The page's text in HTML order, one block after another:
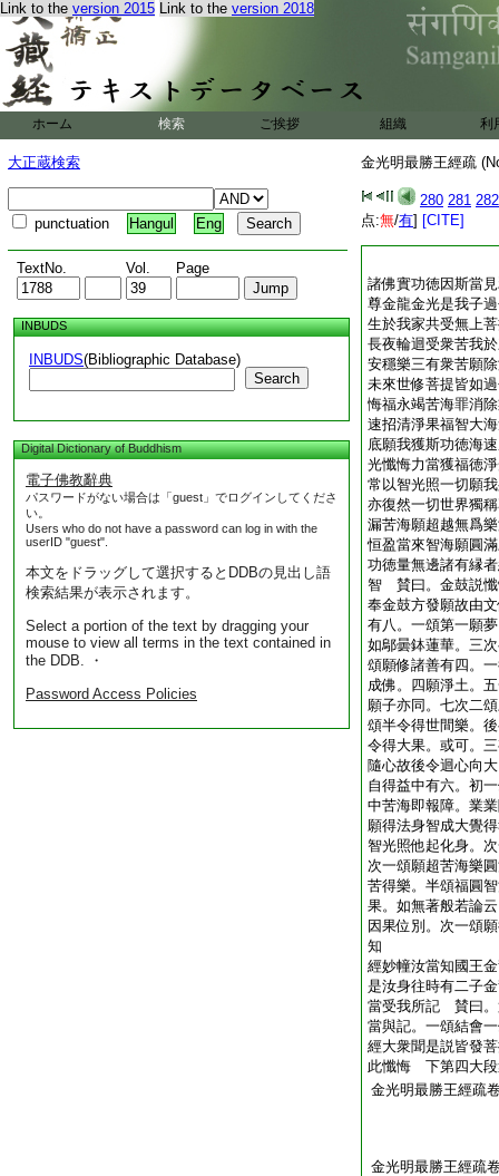
Link to the version 2015 Link to the version 2018
ホーム 検索 ご挨拶 組織 利
大正蔵検索
punctuation Hangul Eng
TextNo. Vol. Page
INBUDS
INBUDS(Bibliographic Database)
Search
Digital Dictionary of Buddhism
電子佛教辭典
パスワードがない場合は「guest」でログインしてくださ
い。
Users who do not have a password can log in with the
userID "guest".
本文をドラッグして選択するとDDBの見出し語
検索結果が表示されます。
Select a portion of the text by dragging your
mouse to view all terms in the text contained in
the DDB. ・
Password Access Policies
金光明最勝王經疏
280 281 282
点:無/有] [CITE]
諸佛實功徳因斯當
尊金龍金光是我子
生於我家共受無上
長夜輪迴受衆苦我
安穩樂三有衆苦願
未來世修菩提皆如
悔福永竭苦海罪消
速招清淨果福智大
底願我獲斯功徳海
光懺悔力當獲福徳
常以智光照一切願
亦復然一切世界獨
漏苦海願超越無爲
恒盈當來智海願圓
功徳量無邊諸有縁
智 賛曰。金鼓説懺
奉金鼓方發願故由
有八。一頌第一願
如鄔曇鉢蓮華。三
頌願修諸善有四。
成佛。四願淨土。
願子亦同。七次二
頌半令得世間樂。
令得大果。或可。
隨心故後令迴心向
自得益中有六。初
中苦海即報障。業
願得法身智成大覺
智光照他起化身。
次一頌願超苦海樂
苦得樂。半頌福圓
果。如無著般若論
因果位別。次一頌
知
經妙幢汝當知國王
是汝身往時有二子
當受我所記 賛曰。
當與記。一頌結會
經大衆聞是説皆發
此懺悔 下第四大段
金光明最勝王經疏
金光明最勝王經疏